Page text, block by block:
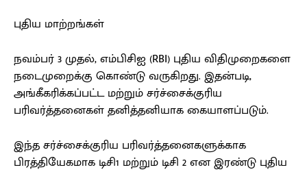
புதிய மாற்றங்கள்
நவம்பர் 3 முதல், எம்பிசிஐ (RBI) புதிய விதிமுறைகளை
நடைமுறைக்கு கொண்டு வருகிறது. இதன்படி,
அங்கீகரிக்கப்பட்ட மற்றும் சர்ச்சைக்குரிய
பரிவர்த்தனைகள் தனித்தனியாக கையாளப்படும்.
இந்த சர்ச்சைக்குரிய பரிவர்த்தனைகளுக்காக
பிரத்தியேகமாக டிசி1 மற்றும் டிசி 2 என இரண்டு புதிய